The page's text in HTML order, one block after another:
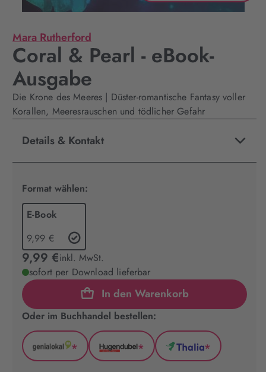
Mara Rutherford
Coral & Pearl - eBook-
Ausgabe
Die Krone des Meeres | Düster-romantische Fantasy voller
Korallen, Meeresrauschen und tödlicher Gefahr
Details & Kontakt
Format wählen:
E-Book
9,99 €
9,99 €inkl. MwSt.
sofort per Download lieferbar
In den Warenkorb
Oder im Buchhandel bestellen:
GenialLokal
*
Hugendubel
*
Thalia
*